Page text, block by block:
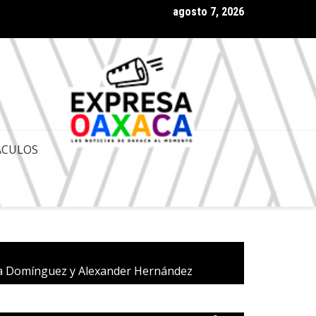
Gobernador de Oaxaca Salomón Jara Cruz con amplia
agosto 7, 2026
Domínguez y Alexander Hernández